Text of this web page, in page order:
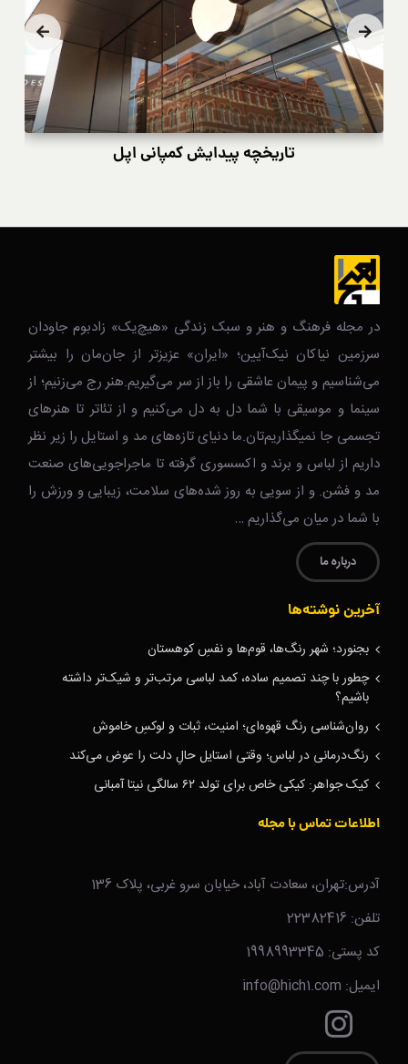
تاریخچه پیدایش کمپانی اپل
در مجله فرهنگ و هنر و سبک زندگی‌ «هیچ‌یک» زادبوم جاودان
سرزمین نیاکان نیک‌‌‌آیین؛ «ایران» عزیزتر از جان‌مان را بیشتر
می‌شناسیم و پیمان عاشقی را باز از سر می‌گیریم.هنر رج می‌زنیم؛ از
سینما و موسیقی با شما دل به دل می‌کنیم و از تئاتر تا هنرهای
تجسمی جا نمیگذاریم‌تان.ما دنیای تازه‌های مد و استایل را زیر نظر
داریم از لباس و برند و اکسسوری گرفته تا ماجراجویی‌های صنعت
مد و فشن. و از سویی به روز شده‌های سلامت، زیبایی و ورزش را
با شما در میان می‌گذاریم …
درباره ما
آخرین نوشته‌ها
بجنورد؛ شهر رنگ‌ها، قوم‌ها و نفسِ کوهستان
چطور با چند تصمیم ساده، کمد لباسی مرتب‌تر و شیک‌تر داشته
باشیم؟
روان‌شناسی رنگ قهوه‌ای؛ امنیت، ثبات و لوکسِ خاموش
رنگ‌درمانی در لباس؛ وقتی استایل حالِ دلت را عوض می‌کند
کیک جواهر: کیکی خاص برای تولد ۶۲ سالگی نیتا آمبانی
اطلاعات تماس با مجله
آدرس:تهران، سعادت آباد، خیابان سرو غربی، پلاک 136
تلفن: 22382416
کد پستی: 1998993345
ایمیل: info@hich1.com